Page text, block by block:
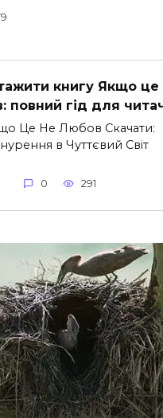
книгу Якщо це
повний гід для
Це Не Любов Скачати:
в Чуттєвий Світ
0 291